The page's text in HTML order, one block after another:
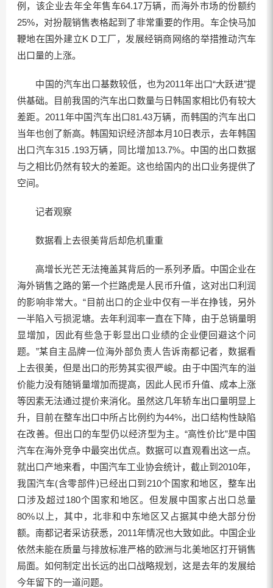
例，该企业去年全年售车64.17万辆，而海外市场的份额约
25%，对扮靓销售表格起到了非常重要的作用。车企快马加
鞭地在国外建立K D工厂，发展经销商网络的举措推动汽车
出口量的上涨。
中国的汽车出口基数较低，也为2011年出口“大跃进”提
供基础。目前我国的汽车出口数量与日韩国家相比仍有较大
差距。2011年中国汽车出口81.43万辆，而韩国的汽车出口
当年也创了新高。韩国知识经济部本月10日表示，去年韩国
出口汽车315 .193万辆，同比增加13.7%。中国的出口数据
与之相比仍然有较大的差距。这也给国内的出口业务提供了
空间。
记者观察
数据看上去很美背后却危机重重
高增长光芒无法掩盖其背后的一系列矛盾。中国企业在
海外销售之路的第一个拦路虎是人民币升值，这对出口利润
的影响非常大。“目前出口的企业中仅有一半在挣钱，另外
一半陷入亏损泥塘。去年利润率一直在下降，由于总销量明
显增加，因此有些急于彰显出口业绩的企业便回避这个问
题。”某自主品牌一位海外部负责人告诉南都记者，数据看
上去很美，但是出口的形势其实很严峻。由于中国汽车的溢
价能力没有随销量增加而提高，因此人民币升值、成本上涨
等因素无法通过提价来消化。虽然这几年轿车出口量明显上
升，目前在整车出口中所占比例约为44%，出口结构性缺陷
在改善。但出口的车型仍以经济型为主。“高性价比”是中国
汽车在海外竞争中最突出优点。数据可以直观看出这一点。
就出口产地来看，中国汽车工业协会统计，截止到2010年，
我国汽车(含零部件)已经出口到210个国家和地区，整车出
口涉及超过180个国家和地区。但发展中国家占出口总量
80%以上，其中，北非和中东地区又占据其中绝大部分份
额。南都记者采访获悉，2011年情况也大致如此。中国企业
依然未能在质量与排放标准严格的欧洲与北美地区打开销售
局面。如何制定出长远的出口战略规划，这是去年的发展给
今年留下的一道问题。